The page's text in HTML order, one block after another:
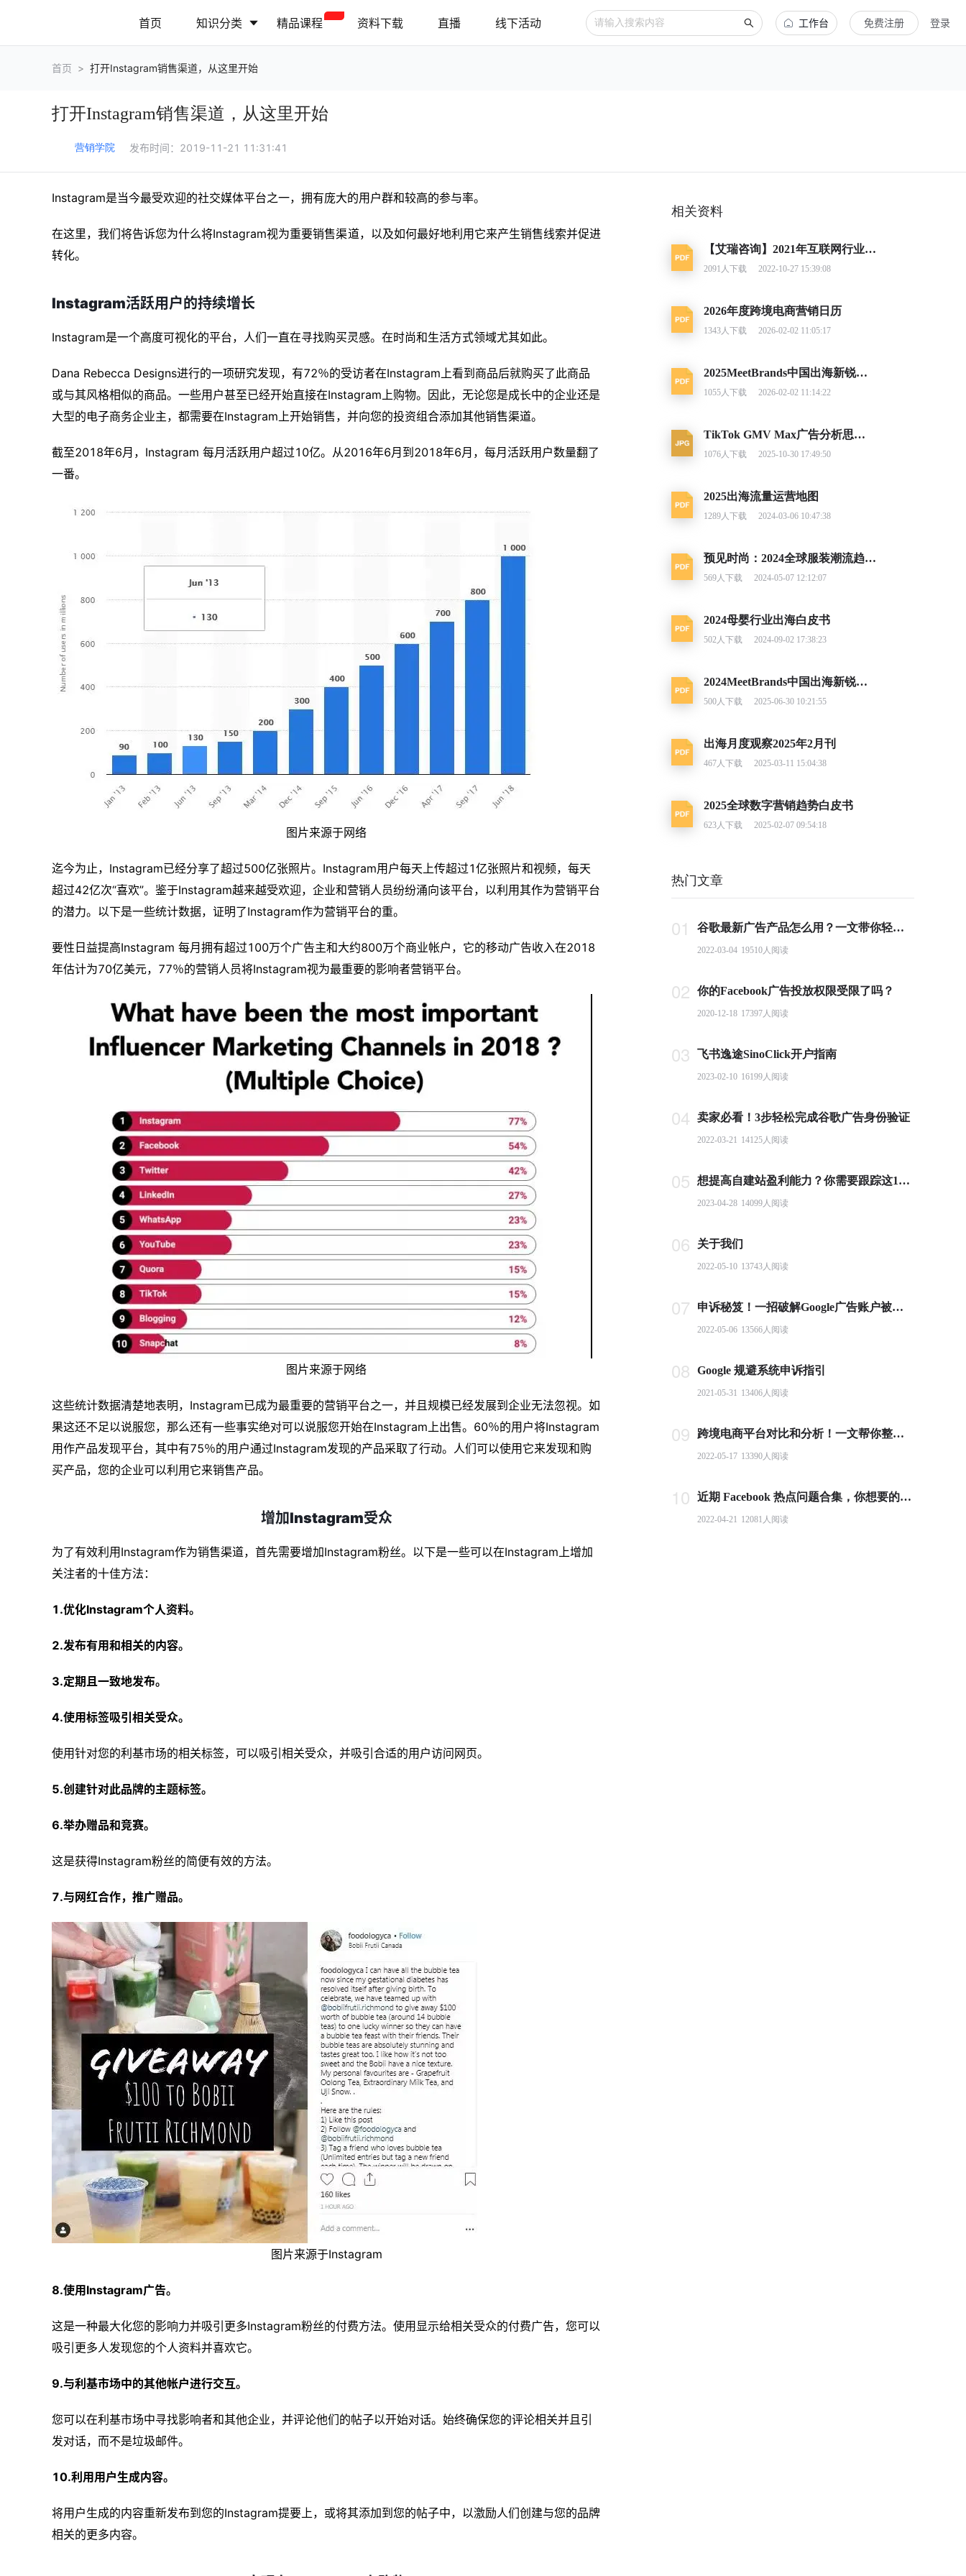
首页 知识分类
营销推广 网站运营
精品课程 资料下载 直播 线下活动 工作台 免费注册 登录
首页 > 打开Instagram销售渠道，从这里开始
打开Instagram销售渠道，从这里开始
营销学院 发布时间： 2019-11-21 11:31:41
Instagram是当今最受欢迎的社交媒体平台之一，拥有庞大的用户群和较高的参与率。
在这里，我们将告诉您为什么将Instagram视为重要销售渠道，以及如何最好地利用它来产生销售线索并促进
转化。
Instagram活跃用户的持续增长
Instagram是一个高度可视化的平台，人们一直在寻找购买灵感。在时尚和生活方式领域尤其如此。
Dana Rebecca Designs进行的一项研究发现，有72％的受访者在Instagram上看到商品后就购买了此商品
或与其风格相似的商品。一些用户甚至已经开始直接在Instagram上购物。因此，无论您是成长中的企业还是
大型的电子商务企业主，都需要在Instagram上开始销售，并向您的投资组合添加其他销售渠道。
截至2018年6月，Instagram 每月活跃用户超过10亿。从2016年6月到2018年6月，每月活跃用户数量翻了
一番。
图片来源于网络
迄今为止，Instagram已经分享了超过500亿张照片。Instagram用户每天上传超过1亿张照片和视频，每天
超过42亿次“喜欢”。鉴于Instagram越来越受欢迎，企业和营销人员纷纷涌向该平台，以利用其作为营销平台
的潜力。以下是一些统计数据，证明了Instagram作为营销平台的重。
要性日益提高Instagram 每月拥有超过100万个广告主和大约800万个商业帐户，它的移动广告收入在2018
年估计为70亿美元，77％的营销人员将Instagram视为最重要的影响者营销平台。
图片来源于网络
这些统计数据清楚地表明，Instagram已成为最重要的营销平台之一，并且规模已经发展到企业无法忽视。如
果这还不足以说服您，那么还有一些事实绝对可以说服您开始在Instagram上出售。60％的用户将Instagram
用作产品发现平台，其中有75％的用户通过Instagram发现的产品采取了行动。人们可以使用它来发现和购
买产品，您的企业可以利用它来销售产品。
增加Instagram受众
为了有效利用Instagram作为销售渠道，首先需要增加Instagram粉丝。以下是一些可以在Instagram上增加
关注者的十佳方法：
1.优化Instagram个人资料。
2.发布有用和相关的内容。
3.定期且一致地发布。
4.使用标签吸引相关受众。
使用针对您的利基市场的相关标签，可以吸引相关受众，并吸引合适的用户访问网页。
5.创建针对此品牌的主题标签。
6.举办赠品和竞赛。
这是获得Instagram粉丝的简便有效的方法。
7.与网红合作，推广赠品。
图片来源于Instagram
8.使用Instagram广告。
这是一种最大化您的影响力并吸引更多Instagram粉丝的付费方法。使用显示给相关受众的付费广告，您可以
吸引更多人发现您的个人资料并喜欢它。
9.与利基市场中的其他帐户进行交互。
您可以在利基市场中寻找影响者和其他企业，并评论他们的帖子以开始对话。始终确保您的评论相关并且引
发对话，而不是垃圾邮件。
10.利用用户生成内容。
将用户生成的内容重新发布到您的Instagram提要上，或将其添加到您的帖子中，以激励人们创建与您的品牌
相关的更多内容。
相关资料
【艾瑞咨询】2021年互联网行业挑战与机遇白皮书
2091 人下载 2022-10-27 15:39:08
2026年度跨境电商营销日历
1343人下载 2026-02-02 11:05:17
2025MeetBrands中国出海新锐消费品牌榜单报告
1055人下载 2026-02-02 11:14:22
TikTok GMV Max广告分析思路及调整建议
1076人下载 2025-10-30 17:49:50
2025出海流量运营地图
1289人下载 2024-03-06 10:47:38
预见时尚：2024全球服装潮流趋势洞察
569人下载 2024-05-07 12:12:07
2024母婴行业出海白皮书
502人下载 2024-09-02 17:38:23
2024MeetBrands中国出海新锐消费品牌榜单报告
500人下载 2025-06-30 10:21:55
出海月度观察2025年2月刊
467人下载 2025-03-11 15:04:38
2025全球数字营销趋势白皮书
623人下载 2025-02-07 09:54:18
热门文章
01 谷歌最新广告产品怎么用？一文带你轻松掌握PMax投放要点
2022-03-04 19510人阅读
02 你的Facebook广告投放权限受限了吗？
2020-12-18 17397人阅读
03 飞书逸途SinoClick开户指南
2023-02-10 16199人阅读
04 卖家必看！3步轻松完成谷歌广告身份验证
2022-03-21 14125人阅读
05 想提高自建站盈利能力？你需要跟踪这10个基本电商指标
2023-04-28 14099人阅读
06 关于我们
2022-05-10 13743人阅读
07 申诉秘笈！一招破解Google广告账户被封难题
2022-05-06 13566人阅读
08 Google 规避系统申诉指引
2021-05-31 13406人阅读
09 跨境电商平台对比和分析！一文帮你整理全球主流电商平台
2022-05-17 13390人阅读
10 近期 Facebook 热点问题合集，你想要的答案都在这里！
2022-04-21 12081 人阅读